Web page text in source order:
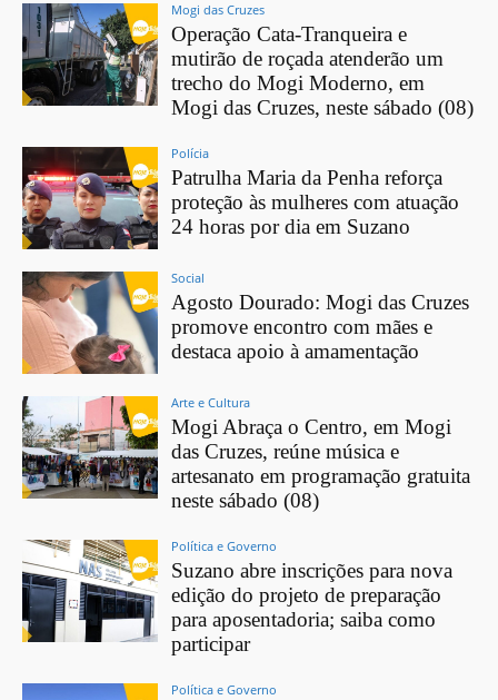
Mogi das Cruzes
Operação Cata-Tranqueira e
mutirão de roçada atenderão um
trecho do Mogi Moderno, em
Mogi das Cruzes, neste sábado (08)
Polícia
Patrulha Maria da Penha reforça
proteção às mulheres com atuação
24 horas por dia em Suzano
Social
Agosto Dourado: Mogi das Cruzes
promove encontro com mães e
destaca apoio à amamentação
Arte e Cultura
Mogi Abraça o Centro, em Mogi
das Cruzes, reúne música e
artesanato em programação gratuita
neste sábado (08)
Política e Governo
Suzano abre inscrições para nova
edição do projeto de preparação
para aposentadoria; saiba como
participar
Política e Governo